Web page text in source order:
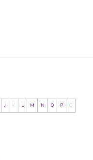
J K L M N O P Q